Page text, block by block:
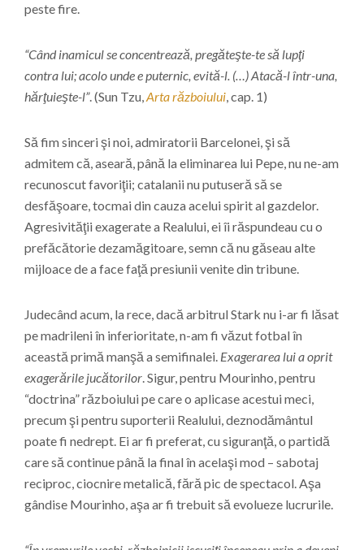
peste fire.
“Când inamicul se concentrează, pregăteşte-te să lupţi
contra lui; acolo unde e puternic, evită-l. (…) Atacă-l într-una,
hărţuieşte-l”. (Sun Tzu,Arta războiului, cap. 1)
Să fim sinceri şi noi, admiratorii Barcelonei, şi să
admitem că, aseară, până la eliminarea lui Pepe, nu ne-am
recunoscut favoriţii; catalanii nu putuseră să se
desfăşoare, tocmai din cauza acelui spirit al gazdelor.
Agresivităţii exagerate a Realului, ei îi răspundeau cu o
prefăcătorie dezamăgitoare, semn că nu găseau alte
mijloace de a face faţă presiunii venite din tribune.
Judecând acum, la rece, dacă arbitrul Stark nu i-ar fi lăsat
pe madrileni în inferioritate, n-am fi văzut fotbal în
această primă manşă a semifinalei. Exagerarea lui a oprit
exagerările jucătorilor. Sigur, pentru Mourinho, pentru
“doctrina” războiului pe care o aplicase acestui meci,
precum şi pentru suporterii Realului, deznodământul
poate fi nedrept. Ei ar fi preferat, cu siguranţă, o partidă
care să continue până la final în acelaşi mod – sabotaj
reciproc, ciocnire metalică, fără pic de spectacol. Aşa
gândise Mourinho, aşa ar fi trebuit să evolueze lucrurile.